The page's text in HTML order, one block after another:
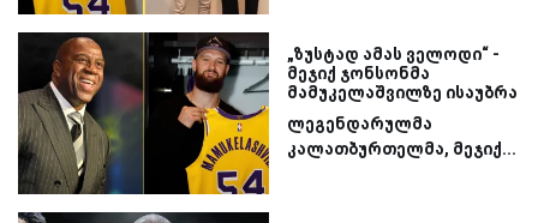
„ზუსტად ამას ველოდი“ -
მეჯიქ ჯონსონმა
მამუკელაშვილზე ისაუბრა
ლეგენდარულმა
კალათბურთელმა, მეჯიქ...